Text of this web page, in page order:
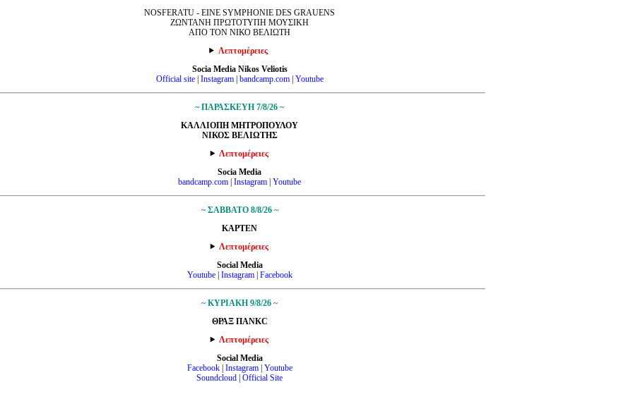
NOSFERATU - EINE SYMPHONIE DES GRAUENS
ΖΩΝΤΑΝΗ ΠΡΩΤΟΤΥΠΗ ΜΟΥΣΙΚΗ
ΑΠΟ ΤΟΝ ΝΙΚΟ ΒΕΛΙΩΤΗ
Λεπτομέρειες
Socia Media Nikos Veliotis
Official site | Instagram | bandcamp.com | Youtube
~ ΠΑΡΑΣΚΕΥΗ 7/8/26 ~
ΚΑΛΛΙΟΠΗ ΜΗΤΡΟΠΟΥΛΟΥ
ΝΙΚΟΣ ΒΕΛΙΩΤΗΣ
Λεπτομέρειες
Socia Media
bandcamp.com | Instagram | Youtube
~ ΣΑΒΒΑΤΟ 8/8/26 ~
ΚAPTEN
Λεπτομέρειες
Social Media
Youtube | Instagram | Facebook
~ ΚΥΡΙΑΚΗ 9/8/26 ~
ΘΡΑΞ ΠΑΝΚC
Λεπτομέρειες
Social Media
Facebook | Instagram| Youtube
Soundcloud | Official Site